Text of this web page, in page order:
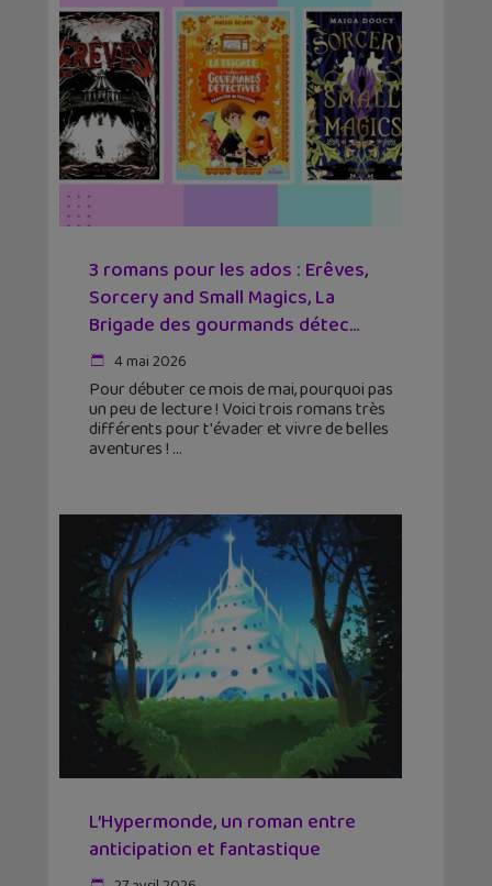
3 romans pour les ados : Erêves,
Sorcery and Small Magics, La
Brigade des gourmands détec...
4 mai 2026
Pour débuter ce mois de mai, pourquoi pas
un peu de lecture ! Voici trois romans très
différents pour t'évader et vivre de belles
aventures !
L’Hypermonde, un roman entre
anticipation et fantastique